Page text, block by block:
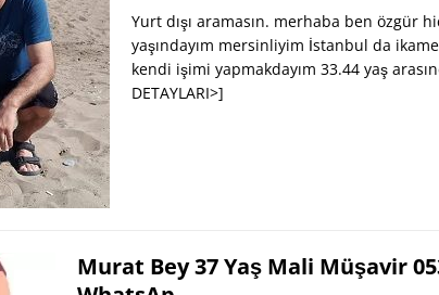
Yurt dışı aramasın. merhaba ben özgür
yaşındayım mersinliyim İstanbul da
kendi işimi yapmakdayım 33.44 yaş
DETAYLARI>]
Murat Bey 37 Yaş Mali Müşavir